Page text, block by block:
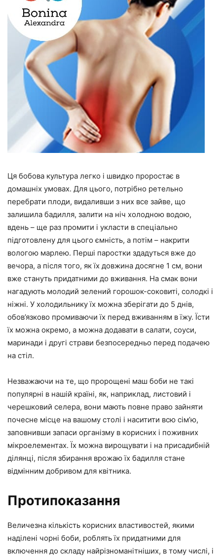
Ця бобова культура легко і швидко проростає в
домашніх умовах. Для цього, потрібно ретельно
перебрати плоди, видаливши з них все зайве, що
залишила бадилля, залити на ніч холодною водою,
вдень – ще раз промити і укласти в спеціально
підготовлену для цього ємність, а потім – накрити
вологою марлею. Перші паростки здадуться вже до
вечора, а після того, як їх довжина досягне 1 см, вони
вже стануть придатними до вживання. На смак вони
нагадують молодий зелений горошок-соковиті, солодкі і
ніжні. У холодильнику їх можна зберігати до 5 днів,
обов’язково промиваючи їх перед вживанням в їжу. Їсти
їх можна окремо, а можна додавати в салати, соуси,
маринади і другі страви безпосередньо перед подачею
на стіл.
Незважаючи на те, що пророщені маш боби не такі
популярні в нашій країні, як, наприклад, листовий і
черешковий селера, вони мають повне право зайняти
почесне місце на вашому столі і наситити всю сім’ю,
заповнивши запаси організму в корисних і поживних
мікроелементах. Їх можна вирощувати і на присадибній
ділянці, після збирання врожаю їх бадилля стане
відмінним добривом для квітника.
Протипоказання
Величезна кількість корисних властивостей, якими
наділені чорні боби, роблять їх придатними для
включення до складу найрізноманітніших, в тому числі, і